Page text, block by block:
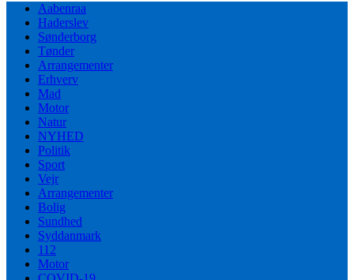
Aabenraa
Haderslev
Sønderborg
Tønder
Arrangementer
Erhverv
Mad
Motor
Natur
NYHED
Politik
Sport
Vejr
Arrangementer
Bolig
Sundhed
Syddanmark
112
Motor